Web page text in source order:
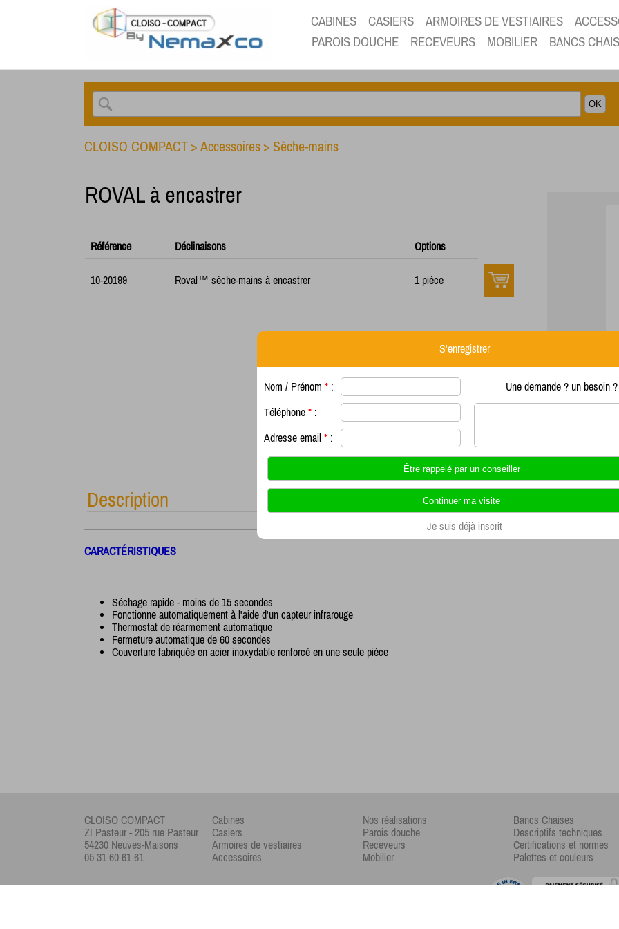
CABINES CASIERS ARMOIRES DE VESTIAIRES
PAROIS DOUCHE
RECEVEURS MOBILIER BANCS
CLOISO COMPACT > Accessoires > Sèche-mains
ROVAL à encastrer
Référence Déclinaisons Options
10-20199 Roval™ sèche-mains à encastrer 1 pièce
Description
CARACTÉRISTIQUES
Séchage rapide - moins de 15 secondes
Fonctionne automatiquement à l'aide d'un capteur infrarouge
Thermostat de réarmement automatique
Fermeture automatique de 60 secondes
Couverture fabriquée en acier inoxydable renforcé en une seule pièce
CLOISO COMPACT
ZI Pasteur - 205 rue Pasteur
54230 Neuves-Maisons
05 31 60 61 61
Cabines
Casiers
Armoires de vestiaires
Accessoires
Nos réalisations
Parois douche
Receveurs
Mobilier
Bancs Chaises
Descriptifs techniques
Certifications et normes
Palettes et couleurs
S'enregistrer
Nom / Prénom * :
Téléphone * :
Adresse email * :
Une demande ? un besoin
Je suis déjà inscrit